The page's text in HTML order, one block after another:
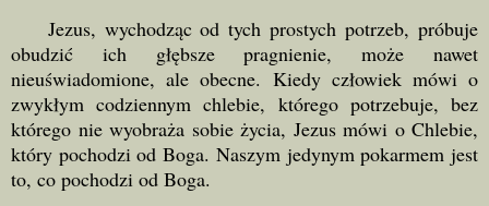
Jezus, wychodząc od tych prostych potrzeb, próbuje
obudzić ich głębsze pragnienie, może nawet
nieuświadomione, ale obecne. Kiedy człowiek mówi o
zwykłym codziennym chlebie, którego potrzebuje, bez
którego nie wyobraża sobie życia, Jezus mówi o Chlebie,
który pochodzi od Boga. Naszym jedynym pokarmem jest
to, co pochodzi od Boga.